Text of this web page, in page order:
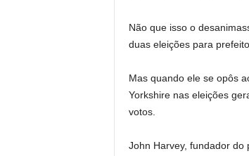
Não que isso o
duas eleições para
Mas quando ele se opôs
Yorkshire nas eleições
votos.
John Harvey, fundador do